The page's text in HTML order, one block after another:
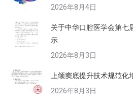
2026年8月4日
关于中华口腔医学会第七
示
2026年8月3日
上颌窦底提升技术规范
2026年8月3日